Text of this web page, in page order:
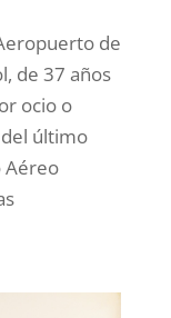
de
de 37 años
ocio o
último
Aéreo